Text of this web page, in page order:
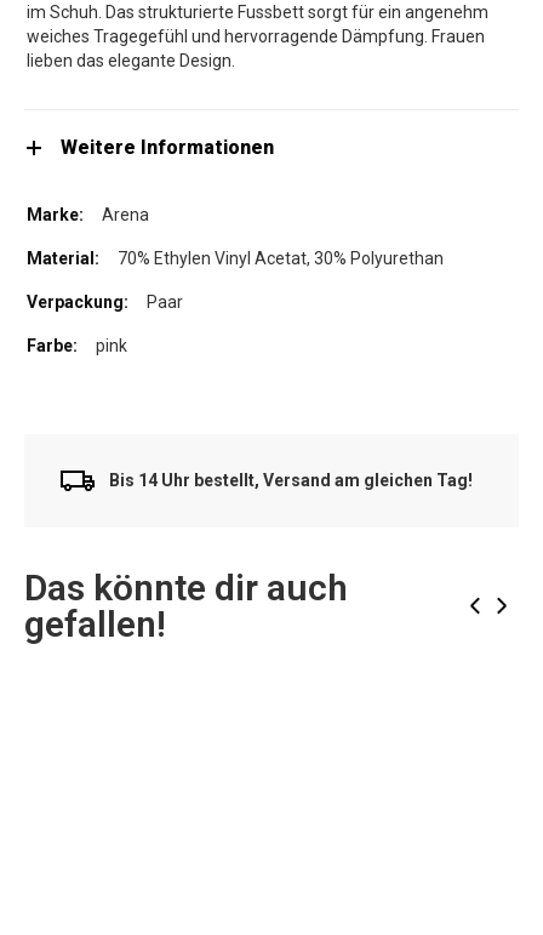
im Schuh. Das strukturierte Fussbett sorgt für ein angenehm
weiches Tragegefühl und hervorragende Dämpfung. Frauen
lieben das elegante Design.
Weitere Informationen
Arena
70% Ethylen Vinyl Acetat, 30% Polyurethan
Paar
pink
Bis 14 Uhr bestellt, Versand am gleichen Tag!
Das könnte dir auch
gefallen!
‹ ›